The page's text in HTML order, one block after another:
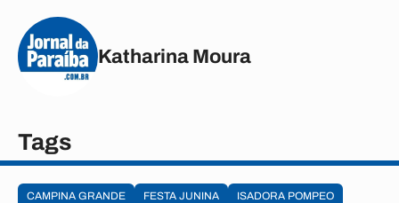
Katharina Moura
Tags
CAMPINA GRANDE FESTA JUNINA
ISADORA POMPEO